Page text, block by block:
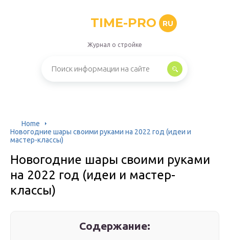
TIME-PRO RU
Журнал о стройке
Home
Новогодние шары своими руками на 2022 год (идеи и
мастер-классы)
Новогодние шары своими руками
на 2022 год (идеи и мастер-
классы)
Содержание: